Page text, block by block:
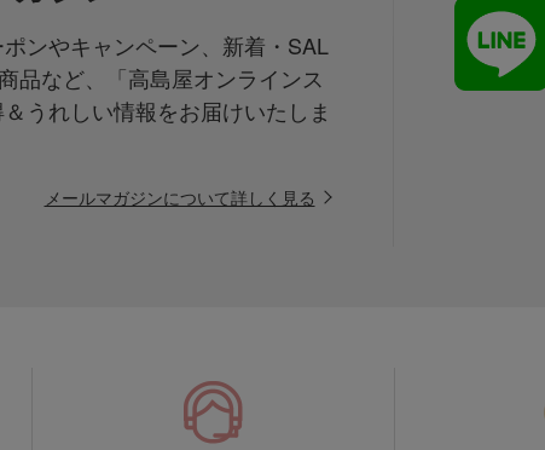
ンやキャンペーン、新着・SAL
品など、「高島屋オンラインス
＆うれしい情報をお届けいたしま
メールマガジンについて詳しく見る